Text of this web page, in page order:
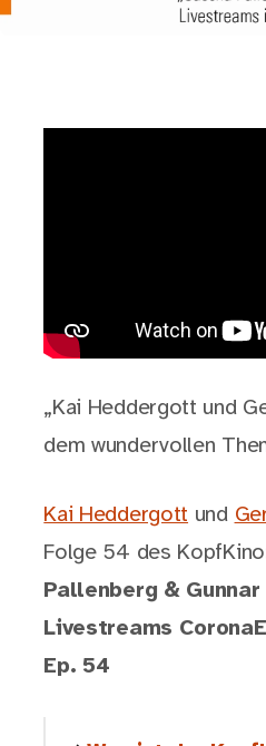
„Kai Heddergott und
dem wundervollen
Kai Heddergott und
Folge 54 des
Pallenberg & Gunnar
Livestreams
Ep. 54